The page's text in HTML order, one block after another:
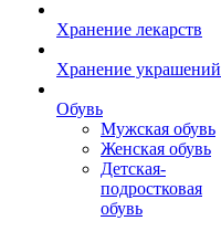
Хранение лекарств
Хранение украшений
Обувь
Мужская обувь
Женская обувь
Детская-
подростковая
обувь